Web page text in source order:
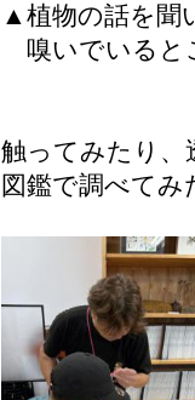
▲植物の話を聞
嗅いでいると
触ってみたり、
図鑑で調べて